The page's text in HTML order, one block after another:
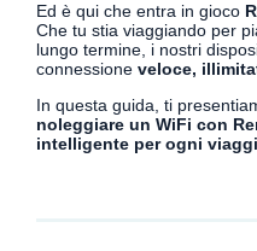
Ed è qui che entra in gioco
Che tu stia viaggiando per
lungo termine, i nostri
connessione veloce,
In questa guida, ti
noleggiare un WiFi con
intelligente per ogni